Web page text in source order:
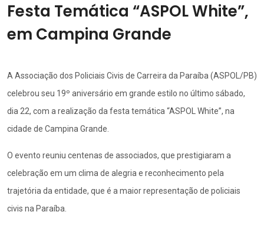
Festa Temática “ASPOL White”,
em Campina Grande
A Associação dos Policiais Civis de Carreira da Paraíba (ASPOL/PB)
celebrou seu 19º aniversário em grande estilo no último sábado,
dia 22, com a realização da festa temática “ASPOL White”, na
cidade de Campina Grande.
O evento reuniu centenas de associados, que prestigiaram a
celebração em um clima de alegria e reconhecimento pela
trajetória da entidade, que é a maior representação de policiais
civis na Paraíba.